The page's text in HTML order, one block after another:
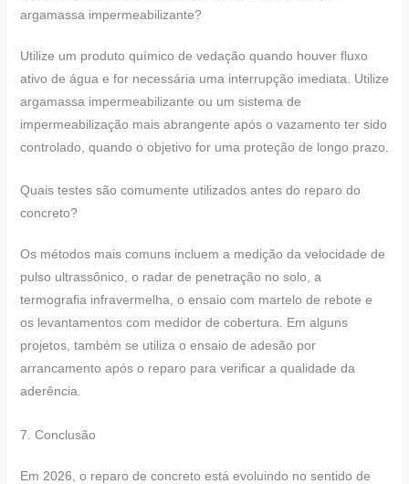
argamassa impermeabilizante?
Utilize um produto químico de vedação quando houver fluxo
ativo de água e for necessária uma interrupção imediata. Utilize
argamassa impermeabilizante ou um sistema de
impermeabilização mais abrangente após o vazamento ter sido
controlado, quando o objetivo for uma proteção de longo prazo.
Quais testes são comumente utilizados antes do reparo do
concreto?
Os métodos mais comuns incluem a medição da velocidade de
pulso ultrassônico, o radar de penetração no solo, a
termografia infravermelha, o ensaio com martelo de rebote e
os levantamentos com medidor de cobertura. Em alguns
projetos, também se utiliza o ensaio de adesão por
arrancamento após o reparo para verificar a qualidade da
aderência.
7. Conclusão
Em 2026, o reparo de concreto está evoluindo no sentido de